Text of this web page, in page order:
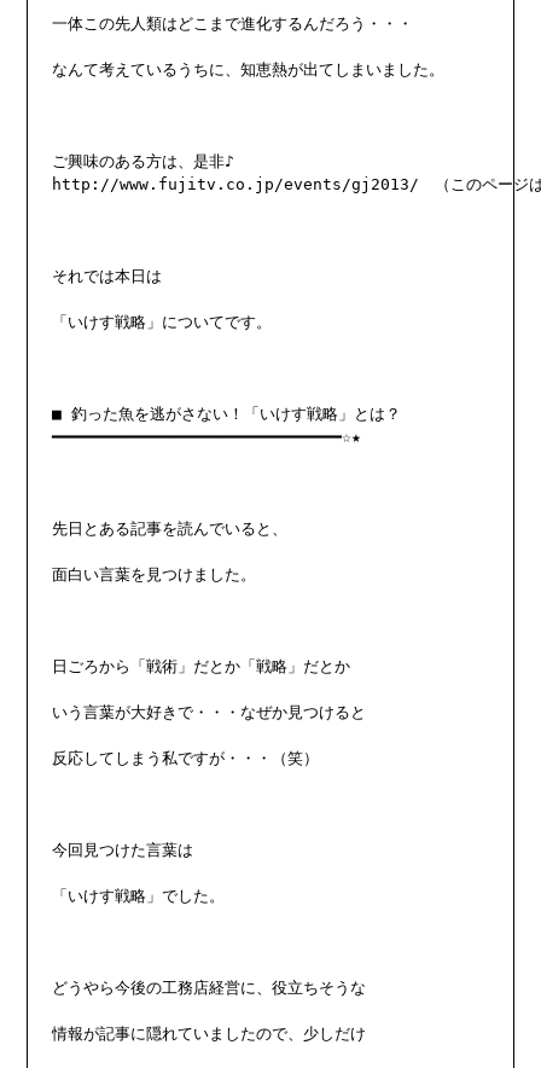
一体この先人類はどこまで進化するんだろう・・・
なんて考えているうちに、知恵熱が出てしまいました。
ご興味のある方は、是非♪
http://www.fujitv.co.jp/events/gj2013/　（このページは
それでは本日は
「いけす戦略」についてです。
■ 釣った魚を逃がさない！「いけす戦略」とは？
━━━━━━━━━━━━━━━━━━━━━━━━━━━━━━☆★
先日とある記事を読んでいると、
面白い言葉を見つけました。
日ごろから「戦術」だとか「戦略」だとか
いう言葉が大好きで・・・なぜか見つけると
反応してしまう私ですが・・・（笑）
今回見つけた言葉は
「いけす戦略」でした。
どうやら今後の工務店経営に、役立ちそうな
情報が記事に隠れていましたので、少しだけ